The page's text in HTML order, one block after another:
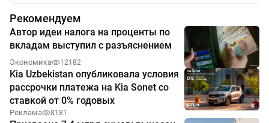
Рекомендуем
Автор идеи налога на проценты по
вкладам выступил с разъяснением
Экономика 12182
Kia Uzbekistan опубликовала условия
рассрочки платежа на Kia Sonet со
ставкой от 0% годовых
Реклама 8181